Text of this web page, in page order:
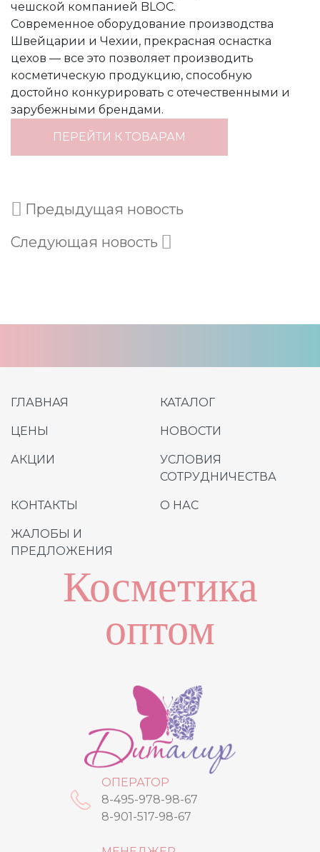
чешской компанией BLOC.
Современное оборудование производства
Швейцарии и Чехии, прекрасная оснастка
цехов — все это позволяет производить
косметическую продукцию, способную
достойно конкурировать с отечественными и
зарубежными брендами.
ПЕРЕЙТИ К ТОВАРАМ
Предыдущая новость
Следующая новость
ГЛАВНАЯ КАТАЛОГ
ЦЕНЫ НОВОСТИ
АКЦИИ
УСЛОВИЯ
СОТРУДНИЧЕСТВА
ЖАЛОБЫ И
ПРЕДЛОЖЕНИЯ
КОНТАКТЫ О НАС
Косметика
оптом
ОПЕРАТОР
8-495-978-98-67
8-901-517-98-67